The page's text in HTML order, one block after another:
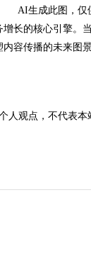
AI生成此图，仅
的核心引擎。当
容传播的未来图景
人观点，不代表